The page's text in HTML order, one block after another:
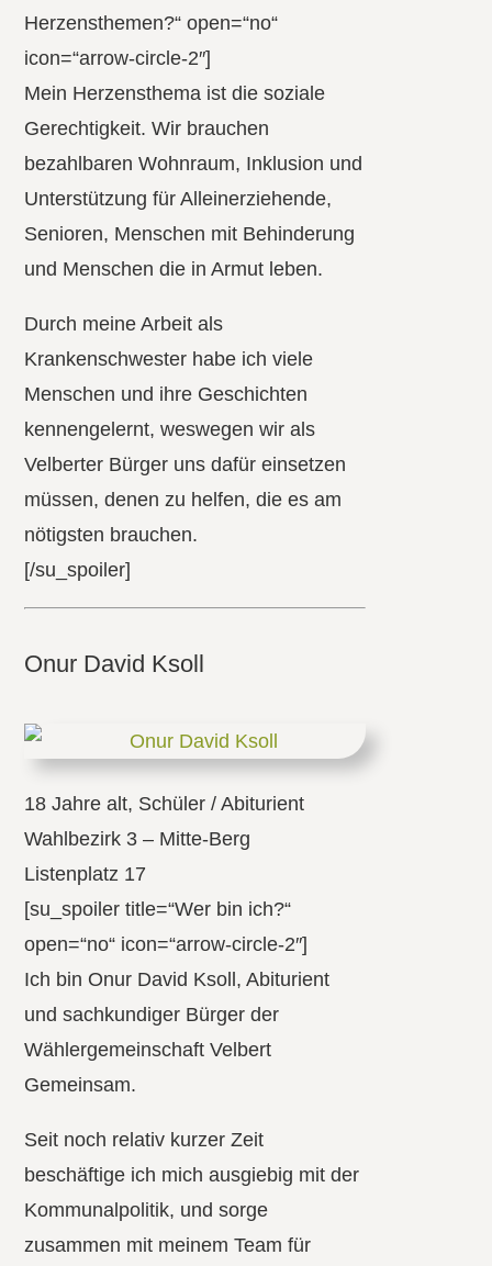
Herzensthemen?“ open=“no“
icon=“arrow-circle-2″]
Mein Herzensthema ist die soziale
Gerechtigkeit. Wir brauchen
bezahlbaren Wohnraum, Inklusion und
Unterstützung für Alleinerziehende,
Senioren, Menschen mit Behinderung
und Menschen die in Armut leben.
Durch meine Arbeit als
Krankenschwester habe ich viele
Menschen und ihre Geschichten
kennengelernt, weswegen wir als
Velberter Bürger uns dafür einsetzen
müssen, denen zu helfen, die es am
nötigsten brauchen.
[/su_spoiler]
Onur David Ksoll
18 Jahre alt, Schüler / Abiturient
Wahlbezirk 3 – Mitte-Berg
Listenplatz 17
[su_spoiler title=“Wer bin ich?“
open=“no“ icon=“arrow-circle-2″]
Ich bin Onur David Ksoll, Abiturient
und sachkundiger Bürger der
Wählergemeinschaft Velbert
Gemeinsam.
Seit noch relativ kurzer Zeit
beschäftige ich mich ausgiebig mit der
Kommunalpolitik, und sorge
zusammen mit meinem Team für